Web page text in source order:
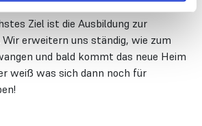
Ziel ist die Ausbildung zur
erweitern uns ständig, wie zum
und bald kommt das neue Heim
weiß was sich dann noch für